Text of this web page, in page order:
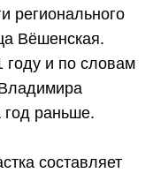
регионального
Вёшенская.
году и по словам
год раньше.
составляет